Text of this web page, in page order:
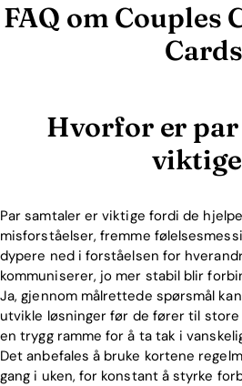
FAQ om Couples
Cards
Hvorfor er
Par samtaler er viktige fordi de
misforståelser, fremme
dypere ned i forståelsen for
kommuniserer, jo mer stabil blir
Ja, gjennom målrettede spørsmål
utvikle løsninger før de fører til
en trygg ramme for å ta tak i
Det anbefales å bruke kortene
gang i uken, for konstant å styrke